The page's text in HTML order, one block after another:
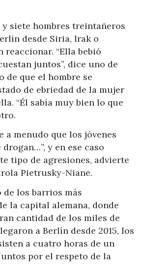
siete hombres treintañeros
desde Siria, Irak o
reaccionar. “Ella bebió
juntos”, dice uno de
de que el hombre se
de ebriedad de la mujer
“Él sabía muy bien lo que
a menudo que los jóvenes
y en ese caso
tipo de agresiones, advierte
Pietrusky-Niane.
de los barrios más
la capital alemana, donde
cantidad de los miles de
a Berlín desde 2015, los
a cuatro horas de un
por el respeto de la